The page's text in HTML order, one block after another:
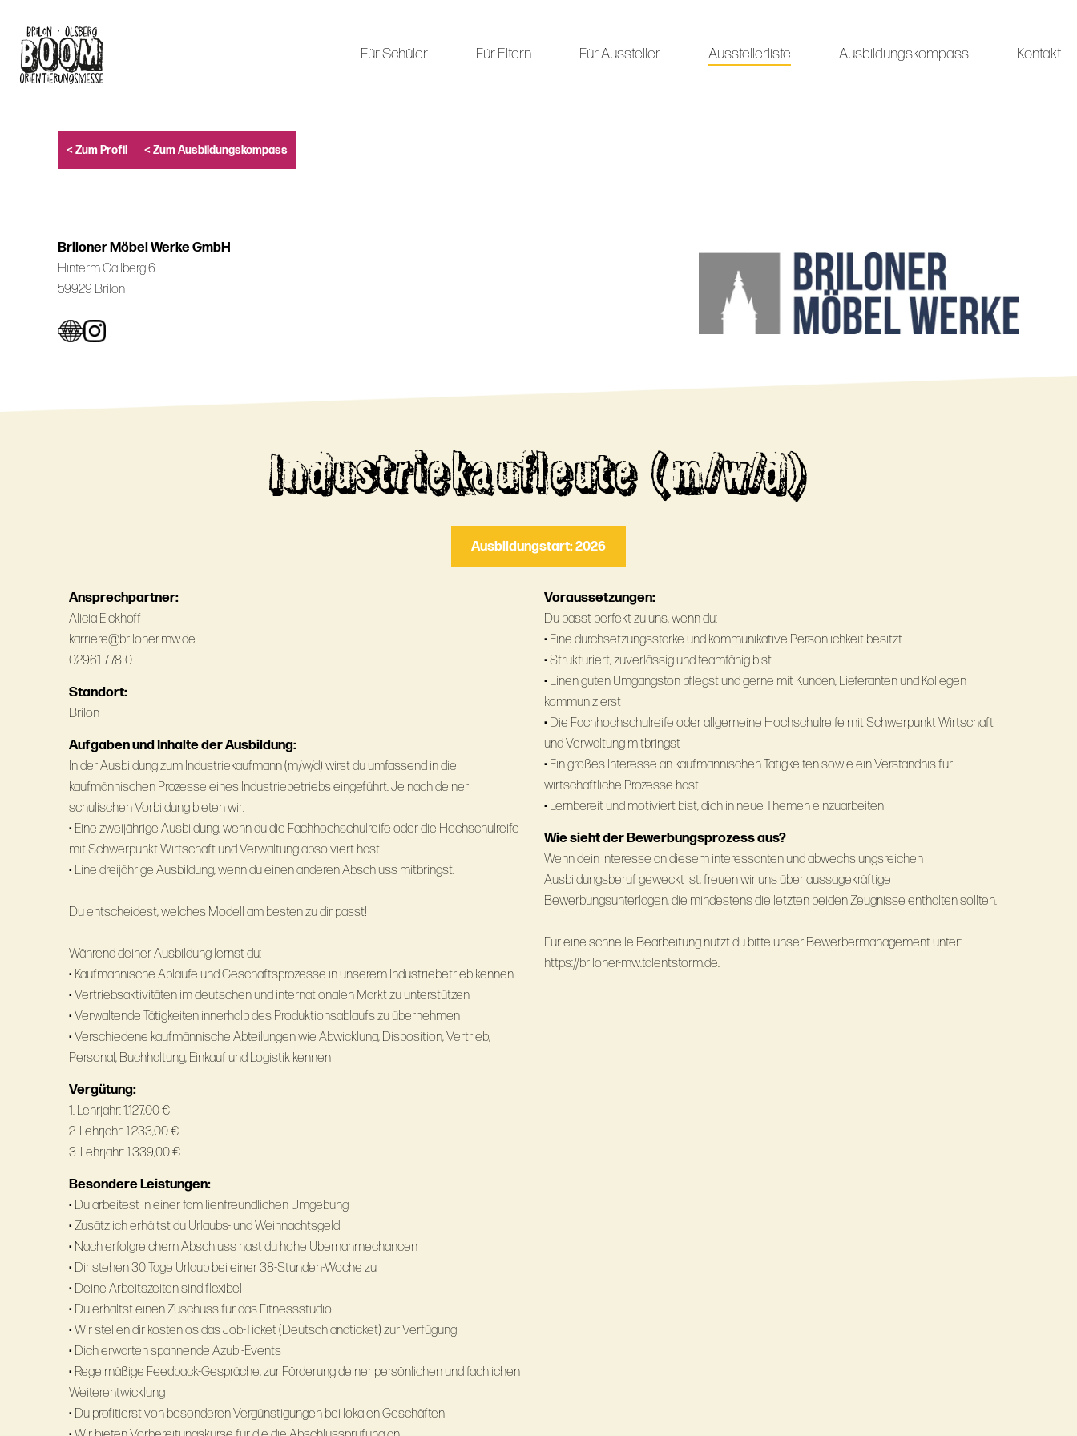
content
Für Schüler Für Eltern Für Aussteller Ausstellerliste Ausbildungskompass Kontakt
< Zum Profil < Zum Ausbildungskompass
Briloner Möbel Werke GmbH
Hinterm Gallberg 6
59929 Brilon
Industriekaufleute (m/w/d)
Ausbildungstart: 2026
Ansprechpartner:
Alicia Eickhoff
karriere@briloner-mw.de
02961 778-0
Standort:
Brilon
Aufgaben und Inhalte der Ausbildung:
In der Ausbildung zum Industriekaufmann (m/w/d) wirst du umfassend in die
kaufmännischen Prozesse eines Industriebetriebs eingeführt. Je nach deiner
schulischen Vorbildung bieten wir:
• Eine zweijährige Ausbildung, wenn du die Fachhochschulreife oder die Hochschulreife
mit Schwerpunkt Wirtschaft und Verwaltung absolviert hast.
• Eine dreijährige Ausbildung, wenn du einen anderen Abschluss mitbringst.
Du entscheidest, welches Modell am besten zu dir passt!
Während deiner Ausbildung lernst du:
• Kaufmännische Abläufe und Geschäftsprozesse in unserem Industriebetrieb kennen
• Vertriebsaktivitäten im deutschen und internationalen Markt zu unterstützen
• Verwaltende Tätigkeiten innerhalb des Produktionsablaufs zu übernehmen
• Verschiedene kaufmännische Abteilungen wie Abwicklung, Disposition, Vertrieb,
Personal, Buchhaltung, Einkauf und Logistik kennen
Vergütung:
1. Lehrjahr: 1.127,00 €
2. Lehrjahr: 1.233,00 €
3. Lehrjahr: 1.339,00 €
Besondere Leistungen:
• Du arbeitest in einer familienfreundlichen Umgebung
• Zusätzlich erhältst du Urlaubs- und Weihnachtsgeld
• Nach erfolgreichem Abschluss hast du hohe Übernahmechancen
• Dir stehen 30 Tage Urlaub bei einer 38-Stunden-Woche zu
• Deine Arbeitszeiten sind flexibel
• Du erhältst einen Zuschuss für das Fitnessstudio
• Wir stellen dir kostenlos das Job-Ticket (Deutschlandticket) zur Verfügung
• Dich erwarten spannende Azubi-Events
• Regelmäßige Feedback-Gespräche, zur Förderung deiner persönlichen und fachlichen
Weiterentwicklung
• Du profitierst von besonderen Vergünstigungen bei lokalen Geschäften
Voraussetzungen:
Du passt perfekt zu uns, wenn du:
• Eine durchsetzungsstarke und kommunikative Persönlichkeit besitzt
• Strukturiert, zuverlässig und teamfähig bist
• Einen guten Umgangston pflegst und gerne mit Kunden, Lieferanten und Kollegen
kommunizierst
• Die Fachhochschulreife oder allgemeine Hochschulreife mit Schwerpunkt Wirtschaft
und Verwaltung mitbringst
• Ein großes Interesse an kaufmännischen Tätigkeiten sowie ein Verständnis für
wirtschaftliche Prozesse hast
• Lernbereit und motiviert bist, dich in neue Themen einzuarbeiten
Wie sieht der Bewerbungsprozess aus?
Wenn dein Interesse an diesem interessanten und abwechslungsreichen
Ausbildungsberuf geweckt ist, freuen wir uns über aussagekräftige
Bewerbungsunterlagen, die mindestens die letzten beiden Zeugnisse enthalten sollten.
Für eine schnelle Bearbeitung nutzt du bitte unser Bewerbermanagement unter:
https://briloner-mw.talentstorm.de.